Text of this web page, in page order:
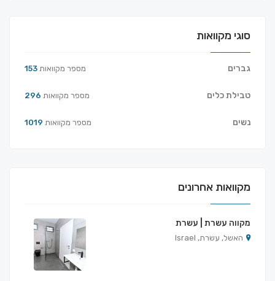
סוגי מקוואות
גברים 153 מספר מקוואות
טבילת כלים 296 מספר מקוואות
נשים 1019 מספר מקוואות
מקוואות אחרונים
מקווה עשרת | עשרת
האשל, עשרת, Israel